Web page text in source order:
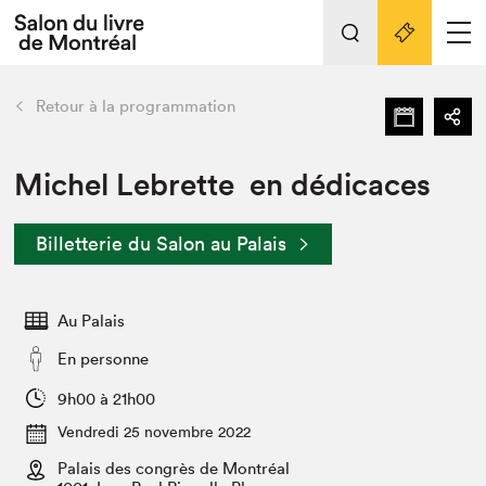
Espace médias
Espace exposant⋅e⋅s
Tout sur l'édition 2022
Actualités
Vidéos et Balados
Club de lecture Braindate
retour Nos activités
Édition 2022
Nous connaître
Projets partenaires 2022
Archives
Liens pratiques
Retour à la programmation
Michel Lebrette en dédicaces
Billetterie du Salon au Palais
Au Palais
En personne
9h00 à 21h00
Vendredi 25 novembre 2022
Palais des congrès de Montréal